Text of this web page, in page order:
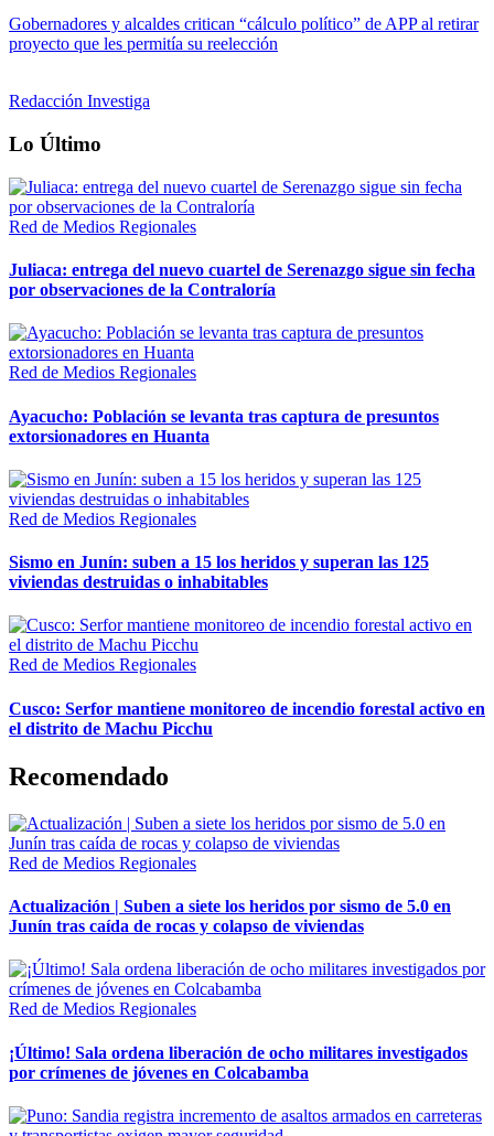
Gobernadores y alcaldes critican “cálculo político” de APP al retirar
proyecto que les permitía su reelección
Redacción Investiga
Lo Último
Red de Medios Regionales
Juliaca: entrega del nuevo cuartel de Serenazgo sigue sin fecha
por observaciones de la Contraloría
Red de Medios Regionales
Ayacucho: Población se levanta tras captura de presuntos
extorsionadores en Huanta
Red de Medios Regionales
Sismo en Junín: suben a 15 los heridos y superan las 125
viviendas destruidas o inhabitables
Red de Medios Regionales
Cusco: Serfor mantiene monitoreo de incendio forestal activo en
el distrito de Machu Picchu
Recomendado
Red de Medios Regionales
Actualización | Suben a siete los heridos por sismo de 5.0 en
Junín tras caída de rocas y colapso de viviendas
Red de Medios Regionales
¡Último! Sala ordena liberación de ocho militares investigados
por crímenes de jóvenes en Colcabamba